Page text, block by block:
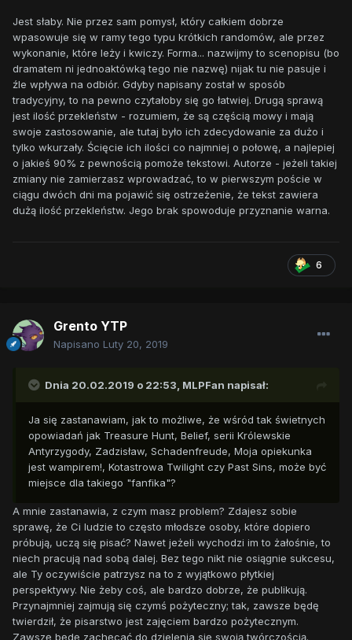
Jest słaby. Nie przez sam pomysł, który całkiem dobrze
wpasowuje się w ramy tego typu krótkich randomów, ale przez
wykonanie, które leży i kwiczy. Forma... nazwijmy to scenopisu (bo
dramatem ni jednoaktówką tego nie nazwę) nijak tu nie pasuje i
źle wpływa na odbiór. Gdyby napisany został w sposób
tradycyjny, to na pewno czytałoby się go łatwiej. Drugą sprawą
jest ilość przekleństw - rozumiem, że są częścią mowy i mają
swoje zastosowanie, ale tutaj było ich zdecydowanie za dużo i
tylko wkurzały. Ścięcie ich ilości co najmniej o połowę, a najlepiej
o jakieś 90% z pewnością pomoże tekstowi. Autorze - jeżeli takiej
zmiany nie zamierzasz wprowadzać, to w pierwszym poście w
ciągu dwóch dni ma pojawić się ostrzeżenie, że tekst zawiera
dużą ilość przekleństw. Jego brak spowoduje przyznanie warna.
6
Grento YTP
Napisano Luty 20, 2019
Dnia 20.02.2019 o 22:53, MLPFan napisał:
Ja się zastanawiam, jak to możliwe, że wśród tak świetnych
opowiadań jak Treasure Hunt, Belief, serii Królewskie
Antyrzygody, Zadzisław, Schadenfreude, Moja opiekunka
jest wampirem!, Kotastrowa Twilight czy Past Sins, może być
miejsce dla takiego "fanfika"?
A mnie zastanawia, z czym masz problem? Zdajesz sobie
sprawę, że Ci ludzie to często młodsze osoby, które dopiero
próbują, uczą się pisać? Nawet jeżeli wychodzi im to żałośnie, to
niech pracują nad sobą dalej. Bez tego nikt nie osiągnie sukcesu,
ale Ty oczywiście patrzysz na to z wyjątkowo płytkiej
perspektywy. Nie żeby coś, ale bardzo dobrze, że publikują.
Przynajmniej zajmują się czymś pożyteczny; tak, zawsze będę
twierdził, że pisarstwo jest zajęciem bardzo pożytecznym.
Zawszę będę zachęcać do dzielenia się swoją twórczością.